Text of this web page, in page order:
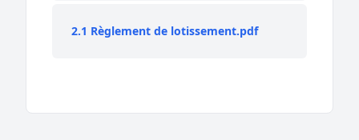
2.1 Règlement de lotissement.pdf